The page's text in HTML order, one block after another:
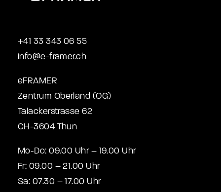
+41 33 343 06 55
info@e-framer.ch
eFRAMER
Zentrum Oberland (OG)
Talackerstrasse 62
CH-3604 Thun
Mo-Do: 09.00 Uhr – 19.00 Uhr
Fr: 09.00 – 21.00 Uhr
Sa: 07.30 – 17.00 Uhr